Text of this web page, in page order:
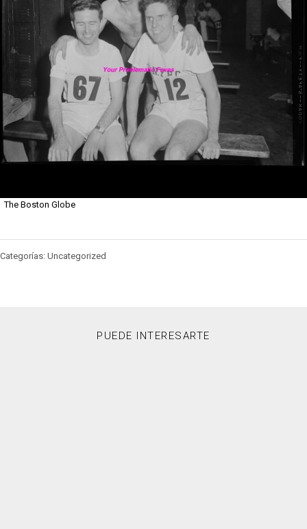
The Boston Globe
Categorías: Uncategorized
PUEDE INTERESARTE